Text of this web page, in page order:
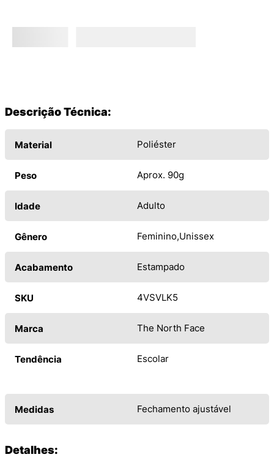
Descrição Técnica:
Material Poliéster
Peso Aprox. 90g
Idade Adulto
Gênero Feminino Unissex
Acabamento Estampado
SKU 4VSVLK5
Marca The North Face
Tendência Escolar
Medidas Fechamento ajustável
Detalhes: